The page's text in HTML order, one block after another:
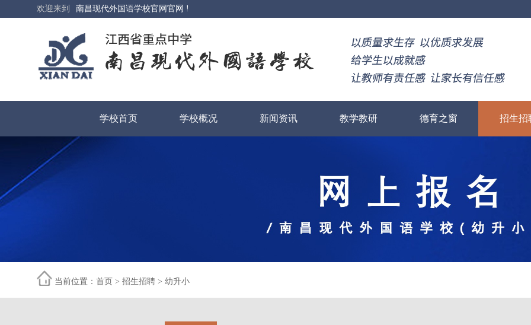
欢迎来到 南昌现代外国语学校官网官网 !
学校首页 学校概况 新闻资讯 教学教研 德育之窗 招生招
当前位置： 首页 > 招生招聘 > 幼升小